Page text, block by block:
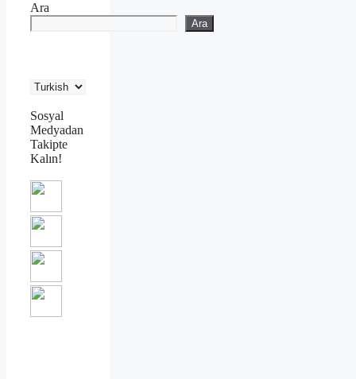
Ara
Ara
Sosyal
Medyadan
Takipte
Kalın!